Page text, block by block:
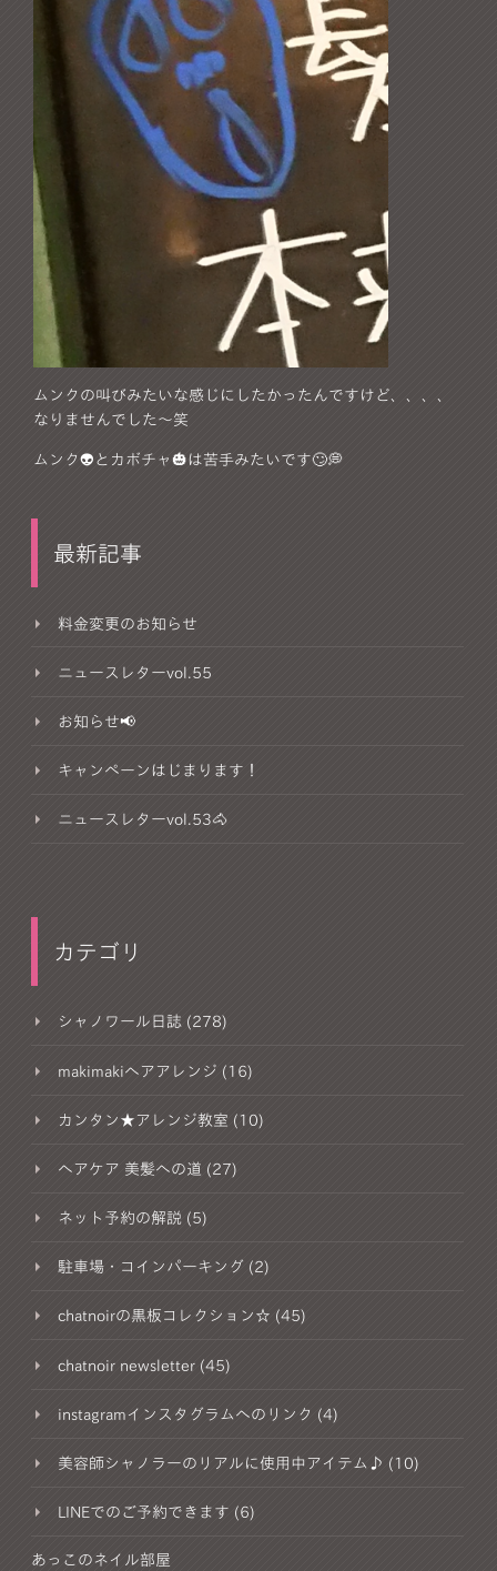
ムンクの叫びみたいな感じにしたかったんですけど、、、、
なりませんでした～笑
ムンク👽とカボチャ🎃は苦手みたいです🙄💭
最新記事
料金変更のお知らせ
ニュースレターvol.55
お知らせ📢
キャンペーンはじまります！
ニュースレターvol.53🐴
カテゴリ
シャノワール日誌 (278)
makimakiヘアアレンジ (16)
カンタン★アレンジ教室 (10)
ヘアケア 美髪への道 (27)
ネット予約の解説 (5)
駐車場・コインパーキング (2)
chatnoirの黒板コレクション☆ (45)
chatnoir newsletter (45)
instagramインスタグラムへのリンク (4)
美容師シャノラーのリアルに使用中アイテム♪ (10)
LINEでのご予約できます (6)
あっこのネイル部屋